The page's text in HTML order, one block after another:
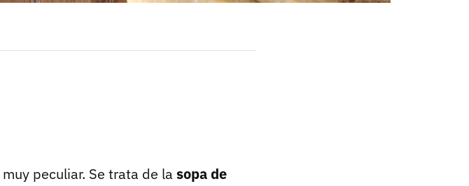
muy peculiar. Se trata de la sopa de